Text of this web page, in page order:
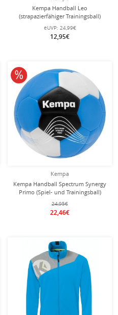
Kempa Handball Leo
(strapazierfähiger Trainingsball)
gelb/schwarz - 1 Stück
eUVP: 24,99€
12,95€
Kempa
Kempa Handball Spectrum Synergy
Primo (Spiel- und Trainingsball)
sweden blau/strahlendes weiss - 1
Stück
24,95€
22,46€
10% reduziert